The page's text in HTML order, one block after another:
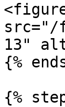
src="/
13"
{%
{%